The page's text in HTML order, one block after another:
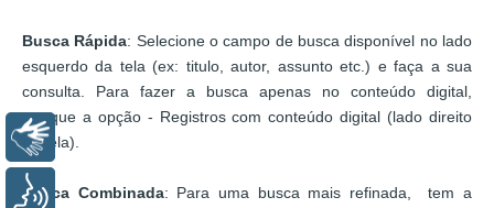
Busca Rápida: Selecione o campo de busca disponível no lado
esquerdo da tela (ex: titulo, autor, assunto etc.) e faça a sua
consulta. Para fazer a busca apenas no conteúdo digital,
marque a opção - Registros com conteúdo digital (lado direito
da tela).
Busca Combinada: Para uma busca mais refinada, tem a
Libras
Voz